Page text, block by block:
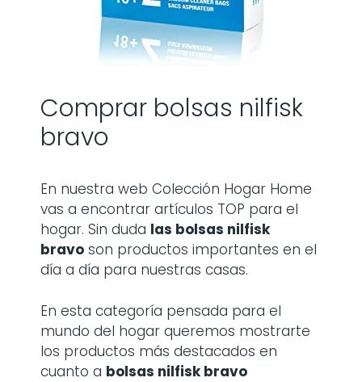
Comprar bolsas nilfisk
bravo
En nuestra web Colección Hogar Home
vas a encontrar artículos TOP para el
hogar. Sin duda las bolsas nilfisk
bravo son productos importantes en el
día a día para nuestras casas.
En esta categoría pensada para el
mundo del hogar queremos mostrarte
los productos más destacados en
cuanto a bolsas nilfisk bravo